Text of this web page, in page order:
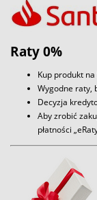
Raty 0%
Kup produkt na
Wygodne raty,
Decyzja
Aby zrobić
płatności